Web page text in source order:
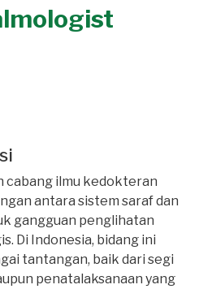
cabang ilmu kedokteran
antara sistem saraf dan
gangguan penglihatan
Di Indonesia, bidang ini
tantangan, baik dari segi
penatalaksanaan yang